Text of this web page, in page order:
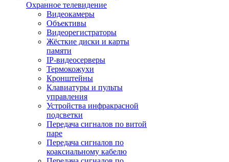
Охранное телевидение
Видеокамеры
Объективы
Видеорегистраторы
Жёсткие диски и карты
памяти
IP-видеосерверы
Термокожухи
Кронштейны
Клавиатуры и пульты
управления
Устройства инфракрасной
подсветки
Передача сигналов по витой
паре
Передача сигналов по
коаксиальному кабелю